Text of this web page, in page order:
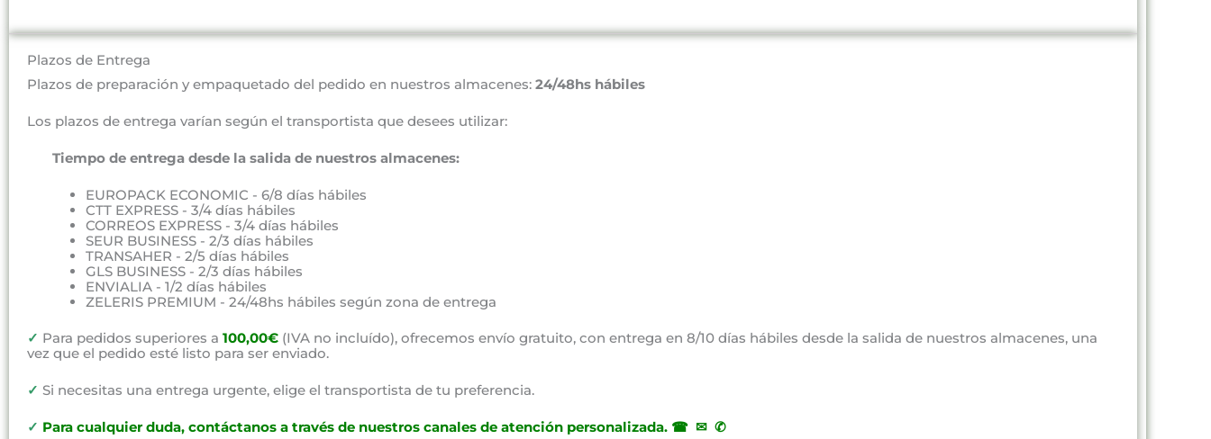
Plazos de Entrega
Plazos de preparación y empaquetado del pedido en nuestros almacenes: 24/48hs hábiles
Los plazos de entrega varían según el transportista que desees utilizar:
Tiempo de entrega desde la salida de nuestros almacenes:
EUROPACK ECONOMIC - 6/8 días hábiles
CTT EXPRESS - 3/4 días hábiles
CORREOS EXPRESS - 3/4 días hábiles
SEUR BUSINESS - 2/3 días hábiles
TRANSAHER - 2/5 días hábiles
GLS BUSINESS - 2/3 días hábiles
ENVIALIA - 1/2 días hábiles
ZELERIS PREMIUM - 24/48hs hábiles según zona de entrega
✓ Para pedidos superiores a 100,00€ (IVA no incluído), ofrecemos envío gratuito, con entrega en 8/10 días hábiles desde la salida de nuestros almacenes, una
vez que el pedido esté listo para ser enviado.
✓ Si necesitas una entrega urgente, elige el transportista de tu preferencia.
✓ Para cualquier duda, contáctanos a través de nuestros canales de atención personalizada. ☎ ✉ ✆